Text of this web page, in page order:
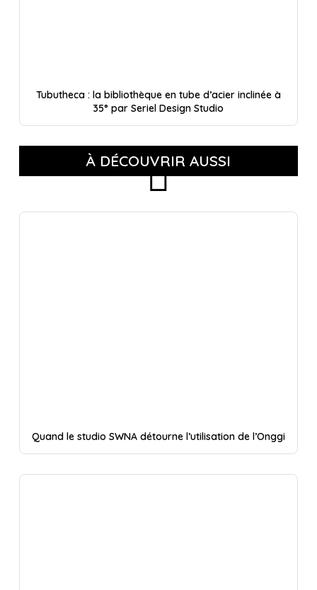
Tubutheca : la bibliothèque en tube d’acier inclinée à
35° par Seriel Design Studio
À DÉCOUVRIR AUSSI
Quand le studio SWNA détourne l’utilisation de l’Onggi